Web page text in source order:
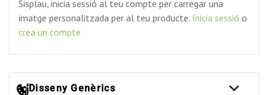
Sisplau, inicia sessió al teu compte per carregar una
imatge personalitzada per al teu producte. Inicia sessió o
crea un compte
Disseny Genèrics